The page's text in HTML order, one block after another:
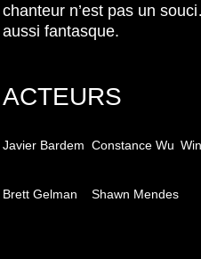
chanteur n’est pas un
aussi fantasque.
ACTEURS
Javier Bardem Constance Wu
Brett Gelman Shawn Mendes